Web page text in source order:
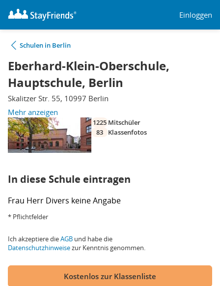
Einloggen
Schulen in Berlin
Eberhard-Klein-Oberschule,
Hauptschule, Berlin
Skalitzer Str. 55, 10997 Berlin
Mehr anzeigen
1225 Mitschüler
83
Klassenfotos
In diese Schule eintragen
Frau Herr Divers keine Angabe
* Pflichtfelder
Ich akzeptiere dieAGB und habe die
Datenschutzhinweisezur Kenntnis genommen.
Kostenlos zur Klassenliste